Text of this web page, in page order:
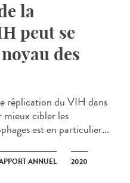
la
peut se
des
réplication du VIH dans
mieux cibler les
est en particulier...
ANNUEL 2020